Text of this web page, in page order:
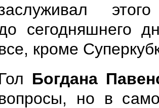
сегодняшнего
кроме
Богдана
но в